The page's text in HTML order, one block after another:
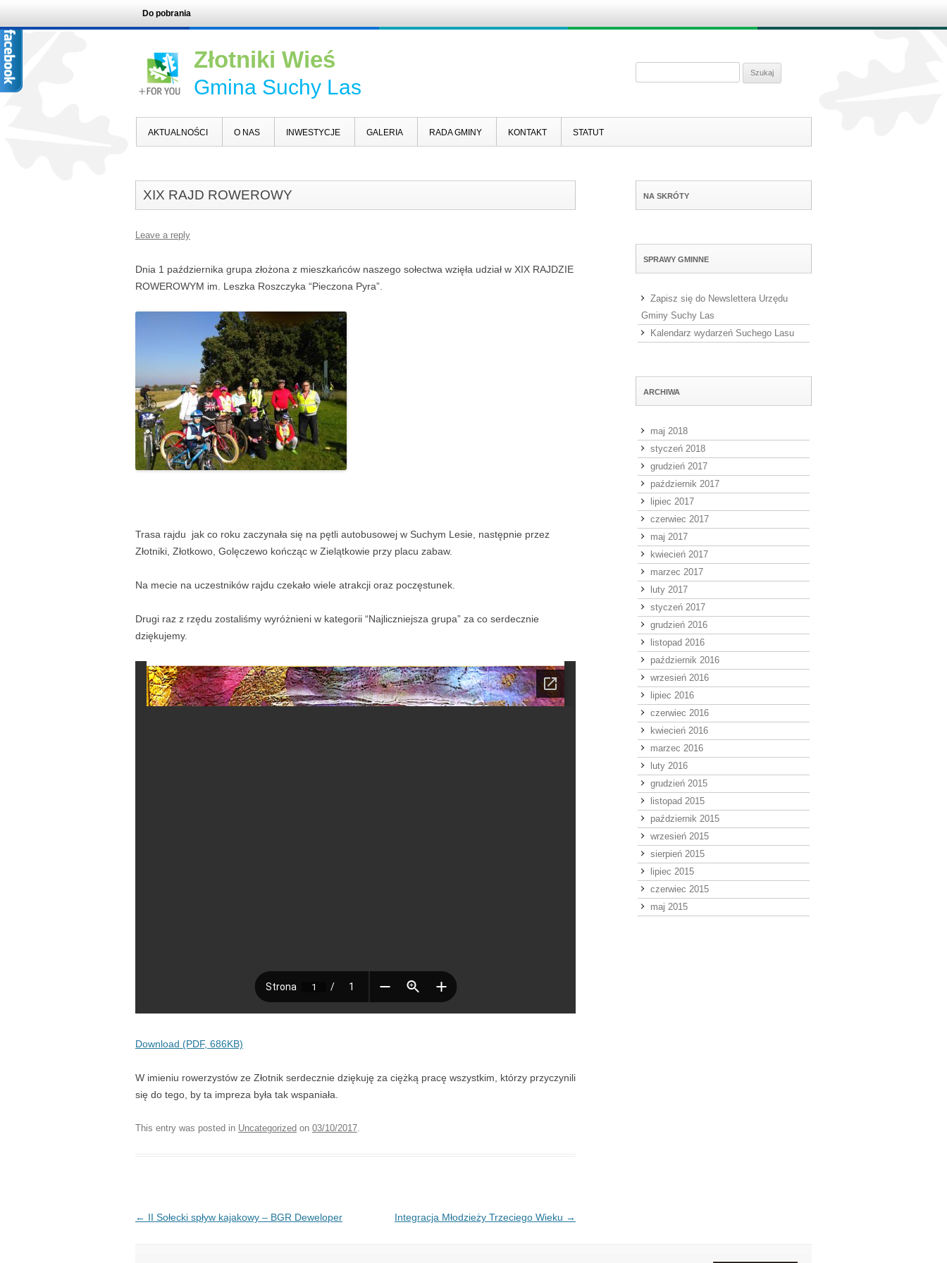
Do pobrania
Złotniki Wieś
Gmina Suchy Las
AKTUALNOŚCI O NAS INWESTYCJE GALERIA RADA GMINY KONTAKT STATUT
XIX RAJD ROWEROWY
Leave a reply
Dnia 1 października grupa złożona z mieszkańców naszego sołectwa wzięła udział w XIX RAJDZIE
ROWEROWYM im. Leszka Roszczyka “Pieczona Pyra”.
Trasa rajdu jak co roku zaczynała się na pętli autobusowej w Suchym Lesie, następnie przez
Złotniki, Złotkowo, Golęczewo kończąc w Zielątkowie przy placu zabaw.
Na mecie na uczestników rajdu czekało wiele atrakcji oraz poczęstunek.
Drugi raz z rzędu zostaliśmy wyróżnieni w kategorii “Najliczniejsza grupa” za co serdecznie
dziękujemy.
Download (PDF, 686KB)
W imieniu rowerzystów ze Złotnik serdecznie dziękuję za ciężką pracę wszystkim, którzy przyczynili
się do tego, by ta impreza była tak wspaniała.
This entry was posted in Uncategorized on 03/10/2017.
Post navigation
← II Sołecki spływ kajakowy – BGR Deweloper Integracja Młodzieży Trzeciego Wieku →
NA SKRÓTY
SPRAWY GMINNE
Zapisz się do Newslettera Urzędu
Gminy Suchy Las
Kalendarz wydarzeń Suchego Lasu
ARCHIWA
maj 2018
styczeń 2018
grudzień 2017
październik 2017
lipiec 2017
czerwiec 2017
maj 2017
kwiecień 2017
marzec 2017
luty 2017
styczeń 2017
grudzień 2016
listopad 2016
październik 2016
wrzesień 2016
lipiec 2016
czerwiec 2016
kwiecień 2016
marzec 2016
luty 2016
grudzień 2015
listopad 2015
październik 2015
wrzesień 2015
sierpień 2015
lipiec 2015
czerwiec 2015
maj 2015